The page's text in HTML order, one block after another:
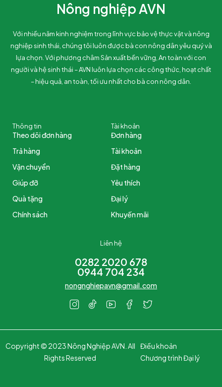
Nông nghiệp AVN
Với nhiều năm kinh nghiệm trong lĩnh vực bảo vệ thực vật và nông
nghiệp sinh thái, chúng tôi luôn được bà con nông dân yêu quý và
lựa chọn. Với phương châm Sản xuất bền vững, An toàn với con
người và hệ sinh thái – AVN luôn lựa chọn các công thức, hoạt chất
– hiệu quả, an toàn, tối ưu nhất cho bà con nông dân.
Thông tin
Theo dõi đơn hàng
Trả hàng
Vận chuyển
Giúp đỡ
Quà tặng
Chính sách
Tài khoản
Đơn hàng
Tài khoản
Đặt hàng
Yêu thích
Đại lý
Khuyến mãi
Liên hệ
0282 2020 678
0944 704 234
nongnghiepavn@gmail.com
Copyright © 2023 Nông Nghiệp AVN. All
Rights Reserved
Điều khoản
Chương trình Đại lý